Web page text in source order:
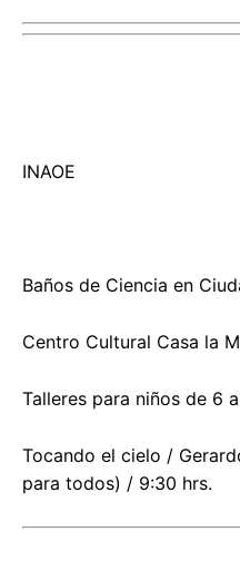
INAOE
Baños de Ciencia en
Centro Cultural Casa la
Talleres para niños de 6
Tocando el cielo /
para todos) / 9:30 hrs.